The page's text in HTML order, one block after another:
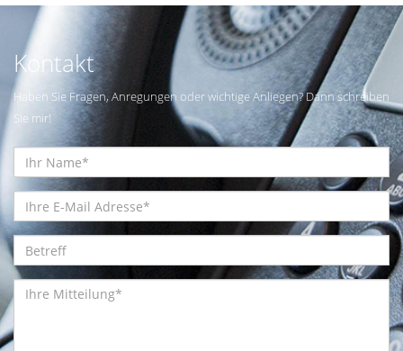
Kontakt
Haben Sie Fragen, Anregungen oder wichtige Anliegen? Dann schreiben
Sie mir!